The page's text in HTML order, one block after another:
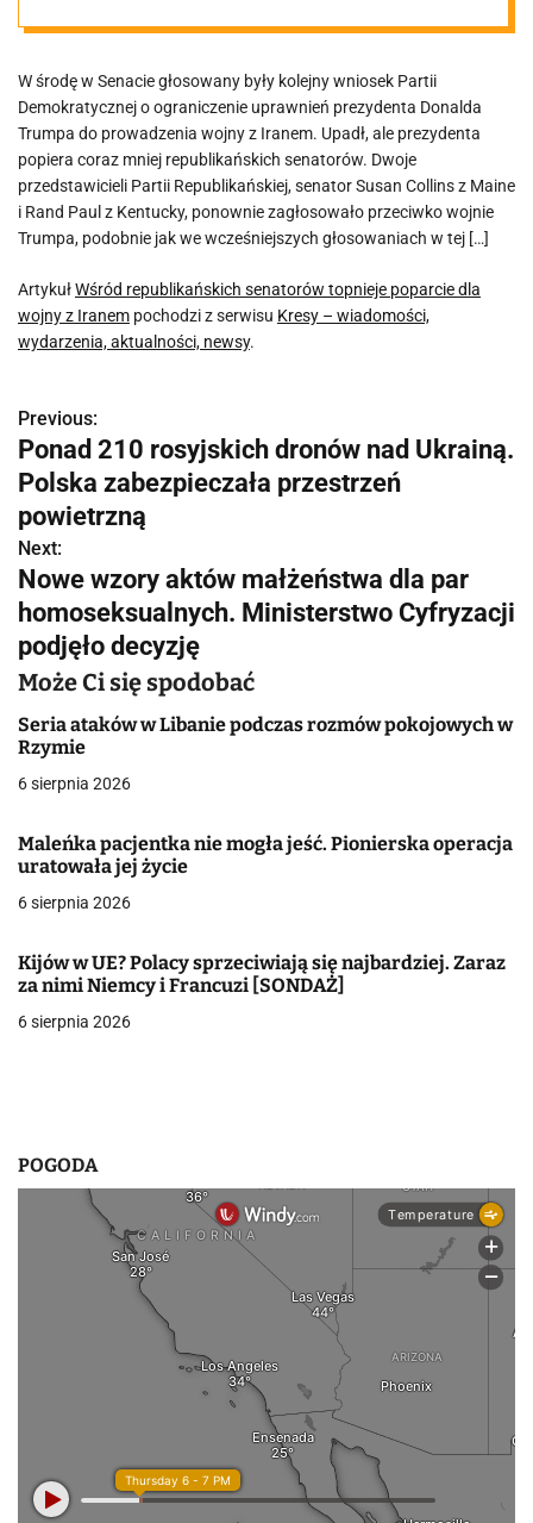
poparcie dla
wojny z Iranem
W środę w Senacie głosowany były kolejny wniosek Partii
Demokratycznej o ograniczenie uprawnień prezydenta Donalda
Trumpa do prowadzenia wojny z Iranem. Upadł, ale prezydenta
popiera coraz mniej republikańskich senatorów. Dwoje
przedstawicieli Partii Republikańskiej, senator Susan Collins z Maine
i Rand Paul z Kentucky, ponownie zagłosowało przeciwko wojnie
Trumpa, podobnie jak we wcześniejszych głosowaniach w tej […]
ArtykułWśród republikańskich senatorów topnieje poparcie dla
wojny z Iranem pochodzi z serwisu Kresy – wiadomości,
wydarzenia, aktualności, newsy.
N
a
w
i
g
a
c
j
a
w
p
s
u
Previous:
Ponad 210 rosyjskich dronów nad Ukrainą.
Polska zabezpieczała przestrzeń
powietrzną
Next:
Nowe wzory aktów małżeństwa dla par
homoseksualnych. Ministerstwo Cyfryzacji
podjęło decyzję
Może Ci się spodobać
Seria ataków w Libanie podczas rozmów pokojowych w
Rzymie
6 sierpnia 2026
Maleńka pacjentka nie mogła jeść. Pionierska operacja
uratowała jej życie
6 sierpnia 2026
Kijów w UE? Polacy sprzeciwiają się najbardziej. Zaraz
za nimi Niemcy i Francuzi [SONDAŻ]
6 sierpnia 2026
POGODA